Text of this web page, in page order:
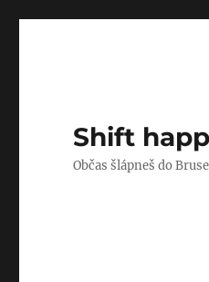
Shift
Občas šlápneš do